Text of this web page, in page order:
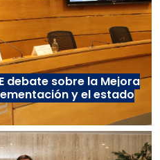
debate sobre la Mejora
y el estado